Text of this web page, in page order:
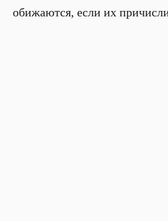
обижаются, если их